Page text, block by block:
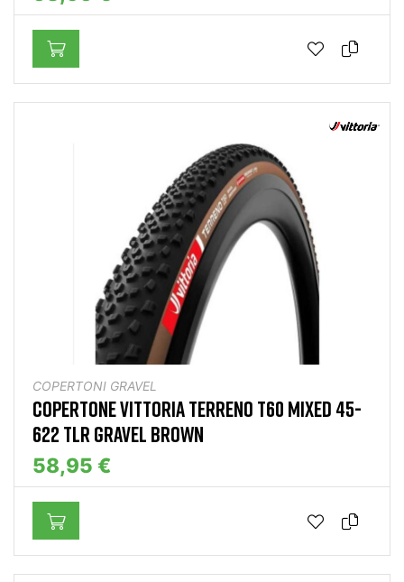
COPERTONI GRAVEL
COPERTONE VITTORIA TERRENO T60 MIXED 45-
622 TLR GRAVEL BROWN
58,95 €